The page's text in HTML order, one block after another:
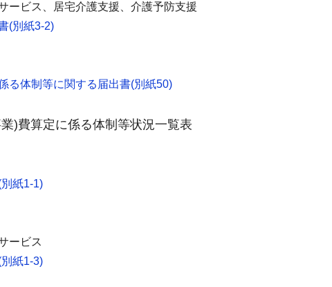
ビス、居宅介護支援、介護予防支援
(別紙3-2)
る体制等に関する届出書(別紙50)
)費算定に係る体制等状況一覧表
紙1-1)
ービス
紙1-3)